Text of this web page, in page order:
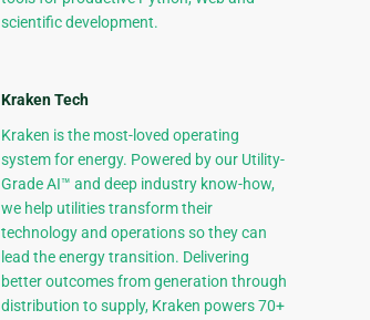
scientific development.
Kraken Tech
Kraken is the most-loved operating
system for energy. Powered by our Utility-
Grade AI™ and deep industry know-how,
we help utilities transform their
technology and operations so they can
lead the energy transition. Delivering
better outcomes from generation through
distribution to supply, Kraken powers 70+